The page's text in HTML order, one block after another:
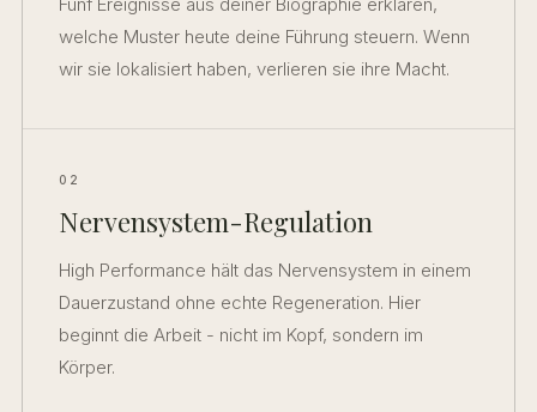
welche Muster heute deine Führung steuern. Wenn
wir sie lokalisiert haben, verlieren sie ihre Macht.
02
Nervensystem-Regulation
High Performance hält das Nervensystem in einem
Dauerzustand ohne echte Regeneration. Hier
beginnt die Arbeit - nicht im Kopf, sondern im
Körper.